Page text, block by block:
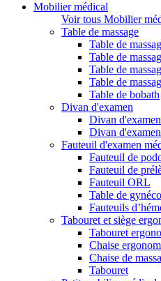
Mobilier médical
Voir tous Mobilier
Table de massage
Table de
Table de
Table de
Table de
Table de bobath
Divan d'examen
Divan
Divan
Fauteuil d'examen
Fauteuil de
Fauteuil de
Fauteuil ORL
Table de
Fauteuils
Tabouret et siège
Tabouret
Chaise
Chaise de
Tabouret